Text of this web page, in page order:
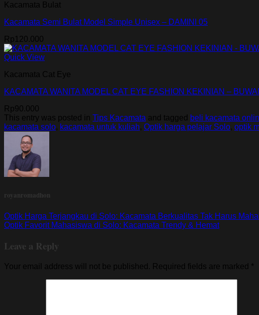
Kacamata Bulat
Kacamata Semi Bulat Model Simple Unisex – DAMINI 05
Rp 120.000
Quick View
Kacamata Cat Eye
KACAMATA WANITA MODEL CAT EYE FASHION KEKINIAN –
Rp90.000
This entry was posted in Tips Kacamata and tagged beli kacamata
kacamata solo, kacamata untuk kuliah, Optik harga pelajar Solo, optik
royanromadhon
Optik Harga Terjangkau di Solo: Kacamata Berkualitas Tak Harus Mahal
Optik Favorit Mahasiswa di Solo: Kacamata Trendy & Hemat
Leave a Reply
Your email address will not be published. Required fields are marked *